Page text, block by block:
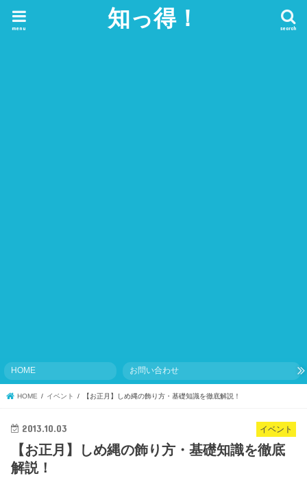
知っ得！ search
menu
HOME お問い合わせ
HOME イベント 【お正月】しめ縄の飾り方・基礎知識を徹底解説！
イベント
2013.10.03
【お正月】しめ縄の飾り方・基礎知識を徹底
解説！